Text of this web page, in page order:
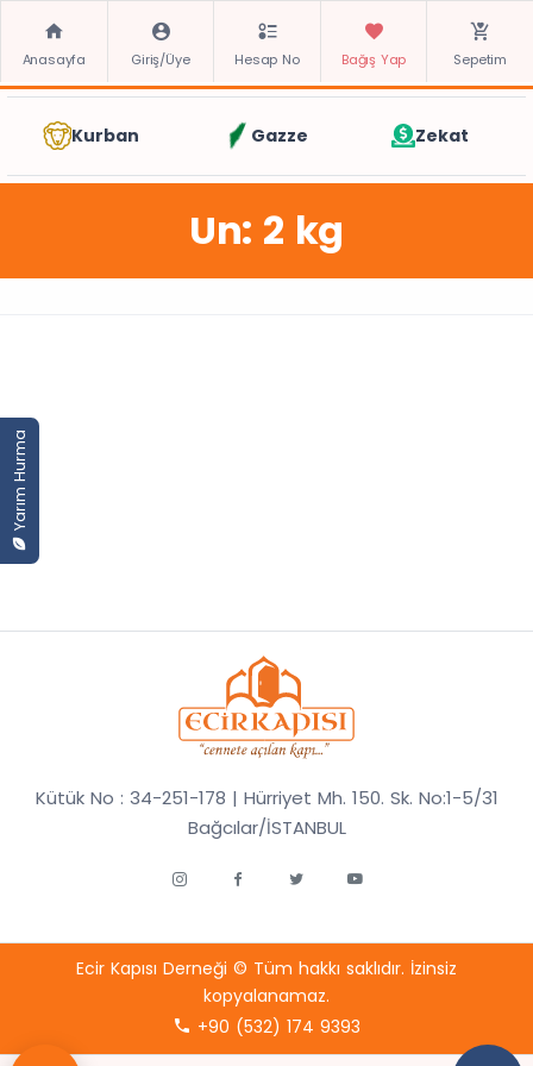
Anasayfa Giriş/Üye Hesap No Bağış Yap Sepetim
Yarım Hurma
Kurban Gazze Zekat
Un: 2 kg
Kütük No : 34-251-178 | Hürriyet Mh. 150. Sk. No:1-5/31
Bağcılar/İSTANBUL
Ecir Kapısı Derneği © Tüm hakkı saklıdır. İzinsiz
kopyalanamaz.
+90 (532) 174 9393